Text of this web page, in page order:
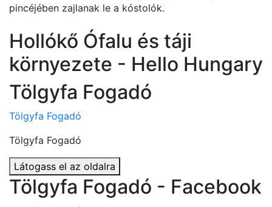
pincéjében zajlanak le a kóstolók.
Hollókő Ófalu és táji
környezete - Hello Hungary
Tölgyfa Fogadó
Tölgyfa Fogadó
Tölgyfa Fogadó
Látogass el az oldalra
Tölgyfa Fogadó - Facebook